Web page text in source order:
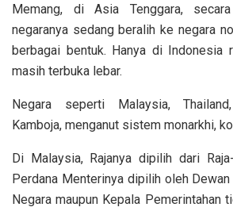
Memang, di Asia Tenggara,
negaranya sedang beralih ke negara
berbagai bentuk. Hanya di Indonesia
masih terbuka lebar.
Negara seperti Malaysia,
Kamboja, menganut sistem monarkhi,
Di Malaysia, Rajanya dipilih dari
Perdana Menterinya dipilih oleh
Negara maupun Kepala Pemerintahan